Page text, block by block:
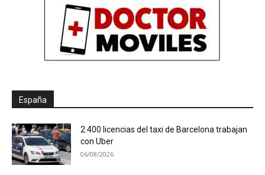
España
2.400 licencias del taxi de Barcelona trabajan
con Uber
06/08/2026